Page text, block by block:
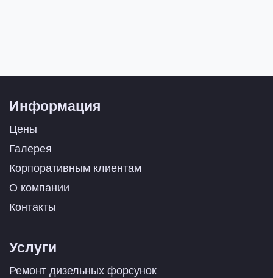
Информация
Цены
Галерея
Корпоративным клиентам
О компании
Контакты
Услуги
Ремонт дизельных форсунок